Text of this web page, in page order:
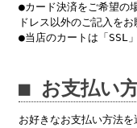
●カード決済をご希望の
ドレス以外のご記入を
●当店のカートは「SSL
■ お支払い
お好きなお支払い方法